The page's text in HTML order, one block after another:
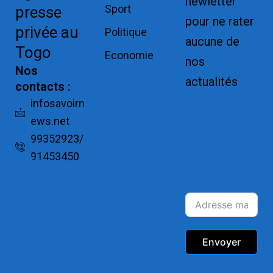
presse
privée au
Togo
Nos
contacts :
infosavoirn
ews.net
99352923/
91453450
Sport
Politique
Economie
pour ne rater
aucune de
nos
actualités
Envoyer